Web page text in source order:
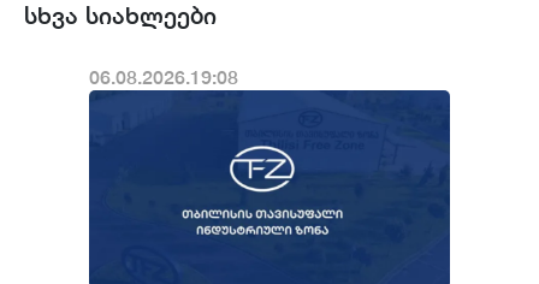
სხვა სიახლეები
06.08.2026.19:08